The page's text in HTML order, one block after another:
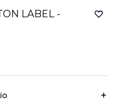
LABEL -